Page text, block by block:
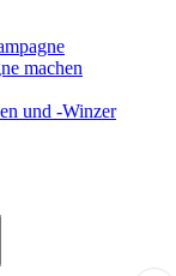
machen
und -Winzer